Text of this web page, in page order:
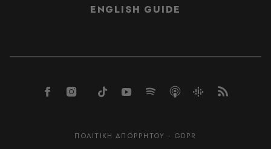
ENGLISH GUIDE
ΠΟΛΙΤΙΚΗ ΑΠΟΡΡΗΤΟΥ - GDPR